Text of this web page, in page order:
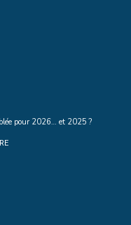
pour 2026… et 2025 ?